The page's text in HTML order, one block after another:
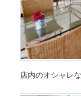
店内のオシャレ